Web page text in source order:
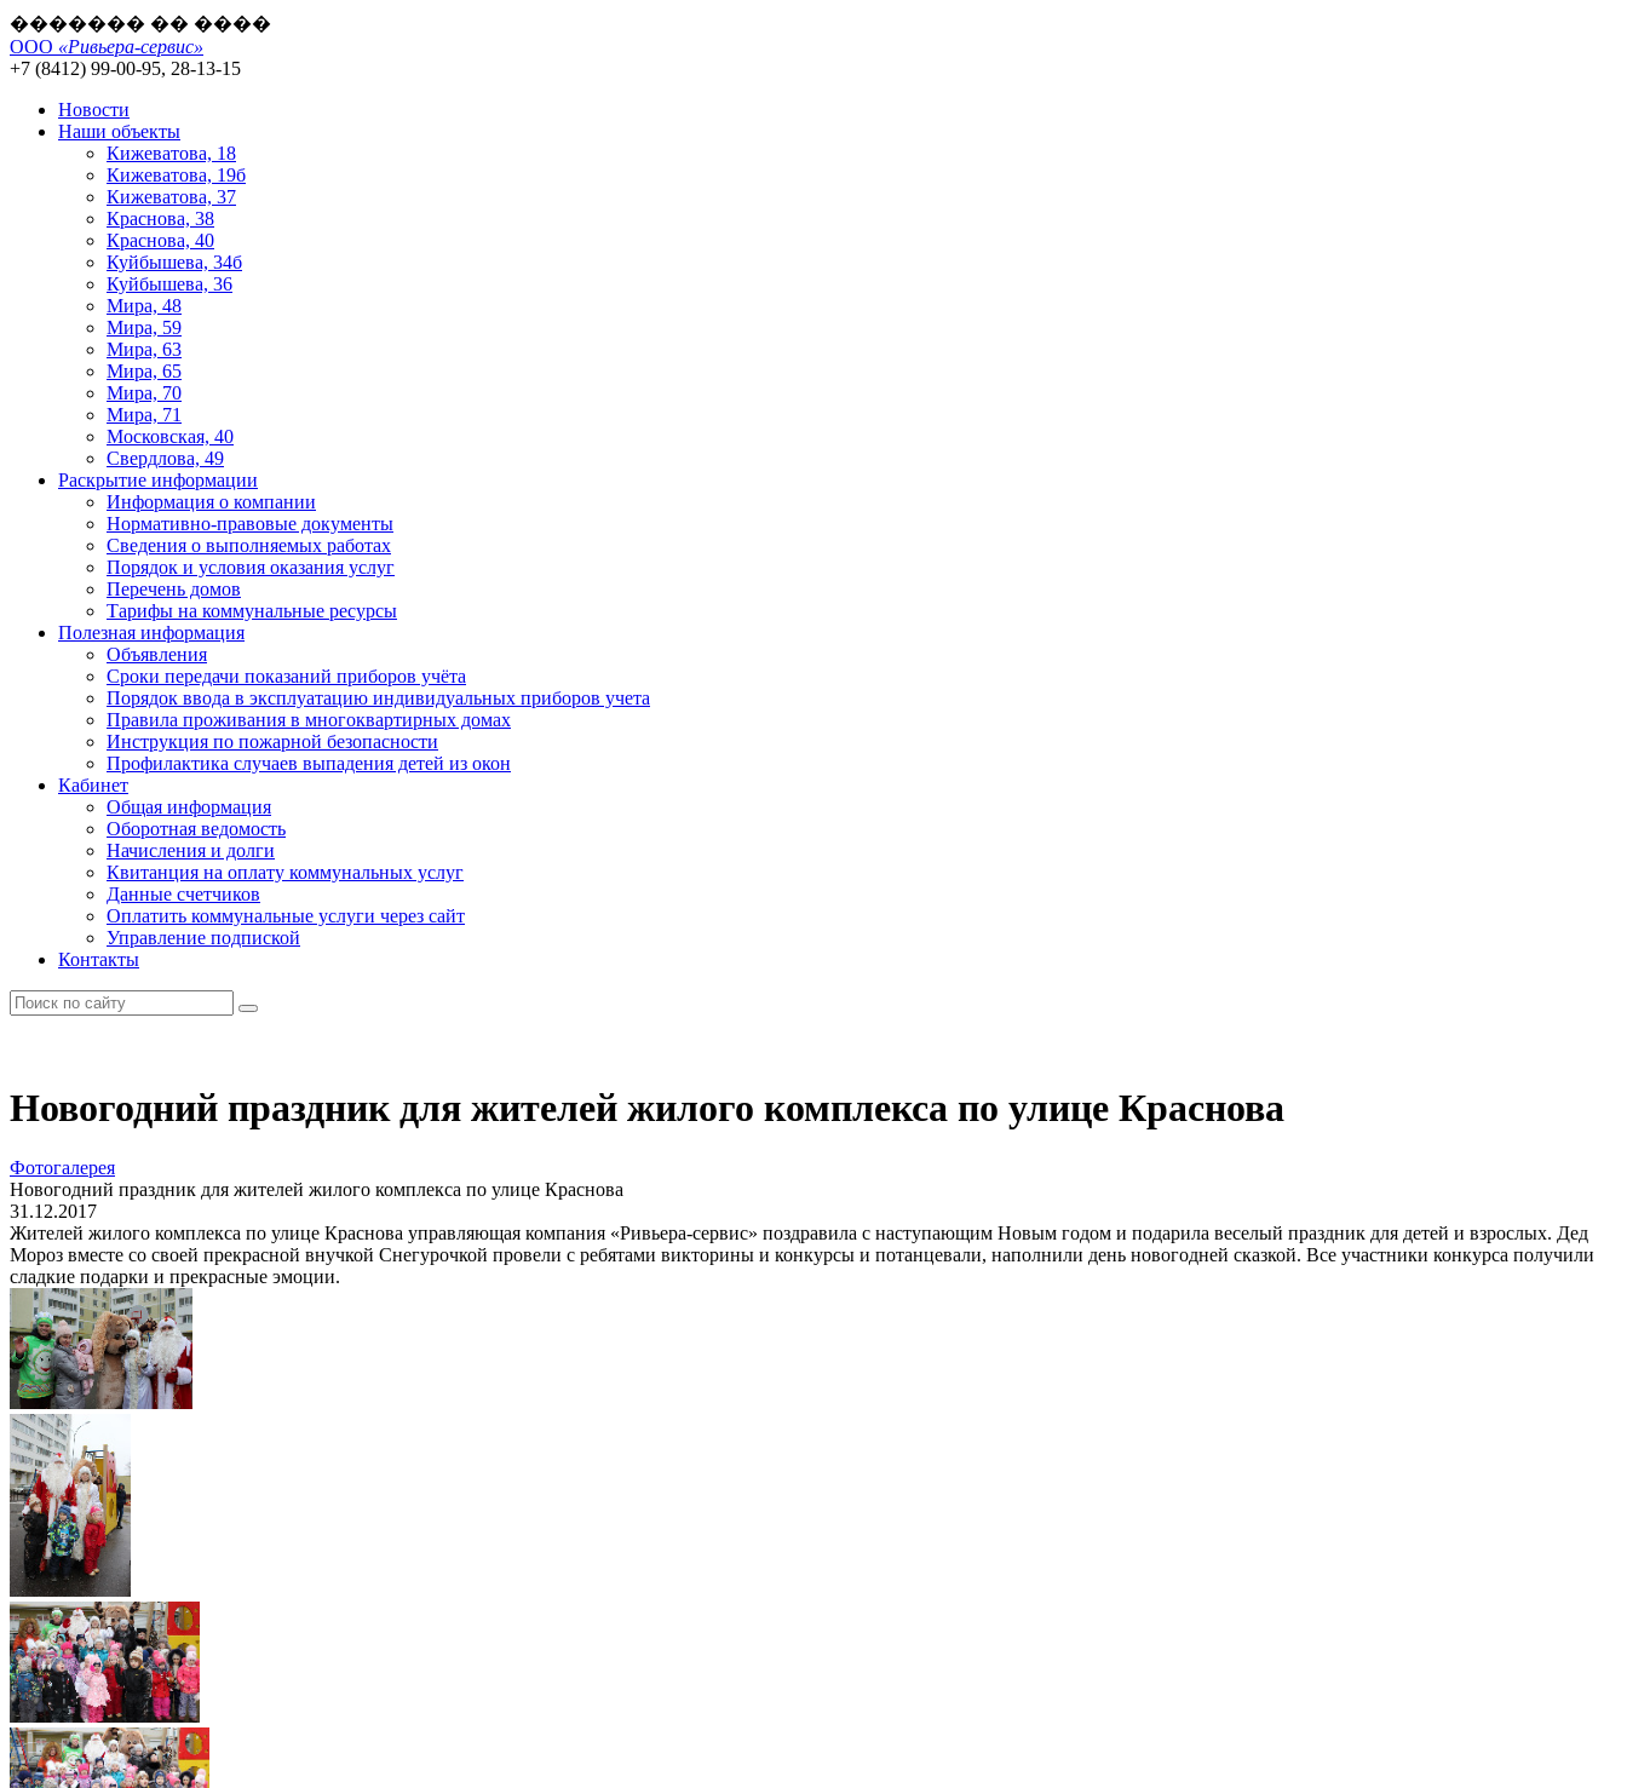
������� �� ����
ООО «Ривьера-сервис»
+7 (8412) 99-00-95, 28-13-15
Новости
Наши объекты
Кижеватова, 18
Кижеватова, 19б
Кижеватова, 37
Краснова, 38
Краснова, 40
Куйбышева, 34б
Куйбышева, 36
Мира, 48
Мира, 59
Мира, 63
Мира, 65
Мира, 70
Мира, 71
Московская, 40
Свердлова, 49
Раскрытие информации
Информация о компании
Нормативно-правовые документы
Сведения о выполняемых работах
Порядок и условия оказания услуг
Перечень домов
Тарифы на коммунальные ресурсы
Полезная информация
Объявления
Сроки передачи показаний приборов учёта
Порядок ввода в эксплуатацию индивидуальных приборов учета
Правила проживания в многоквартирных домах
Инструкция по пожарной безопасности
Профилактика случаев выпадения детей из окон
Кабинет
Общая информация
Оборотная ведомость
Начисления и долги
Квитанция на оплату коммунальных услуг
Данные счетчиков
Оплатить коммунальные услуги через сайт
Управление подпиской
Контакты
Новогодний праздник для жителей жилого комплекса по улице Краснова
Фотогалерея
Новогодний праздник для жителей жилого комплекса по улице Краснова
31.12.2017
Жителей жилого комплекса по улице Краснова управляющая компания «Ривьера-сервис» поздравила с наступающим Новым годом и подарила веселый праздник для детей и взрослых. Дед
Мороз вместе со своей прекрасной внучкой Снегурочкой провели с ребятами викторины и конкурсы и потанцевали, наполнили день новогодней сказкой. Все участники конкурса получили
сладкие подарки и прекрасные эмоции.